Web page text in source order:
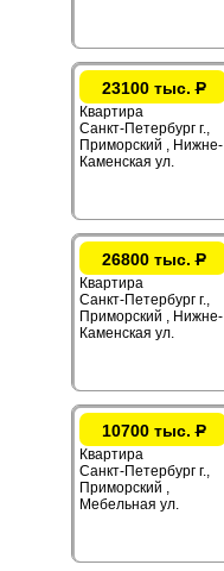
23100 тыс.Р
Квартира
Санкт-Петербург г.,
Приморский , Нижне-
Каменская ул.
26800 тыс.Р
Квартира
Санкт-Петербург г.,
Приморский , Нижне-
Каменская ул.
10700 тыс.Р
Квартира
Санкт-Петербург г.,
Приморский ,
Мебельная ул.